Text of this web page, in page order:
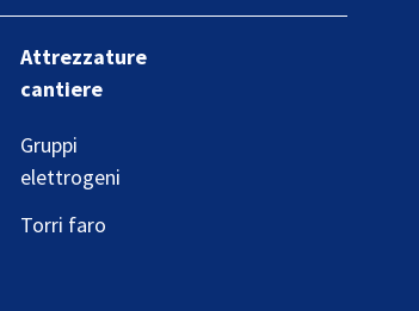
Attrezzature
cantiere
Gruppi
elettrogeni
Torri faro